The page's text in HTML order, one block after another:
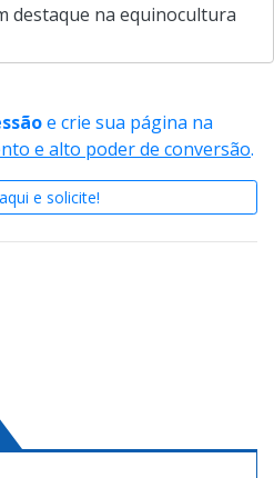
e crie sua página na
e alto poder de conversão.